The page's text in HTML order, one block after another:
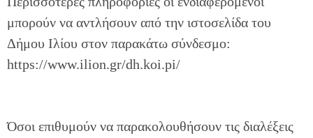
μπορούν να αντλήσουν από την ιστοσελίδα του
Δήμου Ιλίου στον παρακάτω σύνδεσμο:
https://www.ilion.gr/dh.koi.pi/
Όσοι επιθυμούν να παρακολουθήσουν τις διαλέξεις